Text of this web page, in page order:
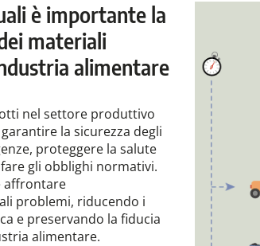
è importante la
materiali
alimentare
nel settore produttivo
la sicurezza degli
proteggere la salute
gli obblighi normativi.
affrontare
problemi, riducendo i
e preservando la fiducia
alimentare.